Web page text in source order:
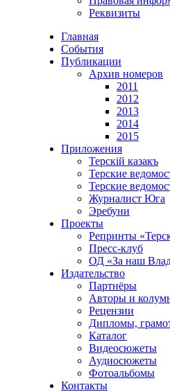
Реквизиты
Главная
События
Публикации
Архив номеров
2011
2012
2013
2014
2015
Приложения
Терскiй казакъ
Терские
Терские
Журналист Юга
Эребуни
Проекты
Репринты
Пресс-клуб
ОД «За наш
Издательство
Партнёры
Авторы и
Рецензии
Дипломы,
Каталог
Видеосюжеты
Аудиосюжеты
Фотоальбомы
Контакты